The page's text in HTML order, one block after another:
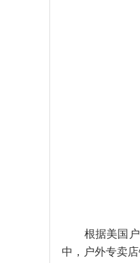
根据美国户外
中，户外专卖店